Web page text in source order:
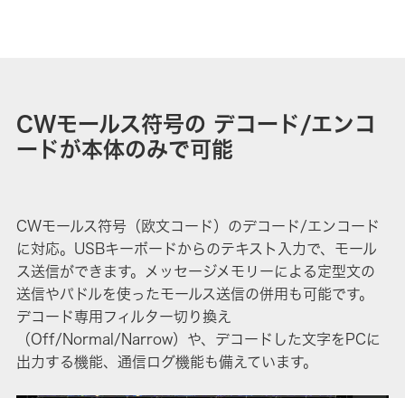
CWモールス符号の デコード/エンコ
ードが本体のみで可能
CWモールス符号（欧文コード）のデコード/エンコード
に対応。USBキーボードからのテキスト入力で、モール
ス送信ができます。メッセージメモリーによる定型文の
送信やパドルを使ったモールス送信の併用も可能です。
デコード専用フィルター切り換え
（Off/Normal/Narrow）や、デコードした文字をPCに
出力する機能、通信ログ機能も備えています。